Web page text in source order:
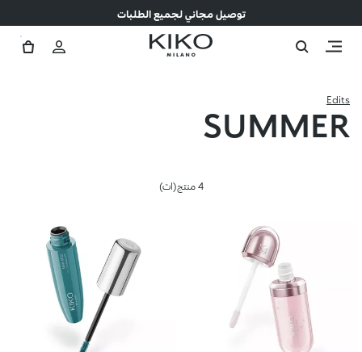
توصيل مجاني لجميع الطلبات
Edits
SUMMER
4 منتج(ات)